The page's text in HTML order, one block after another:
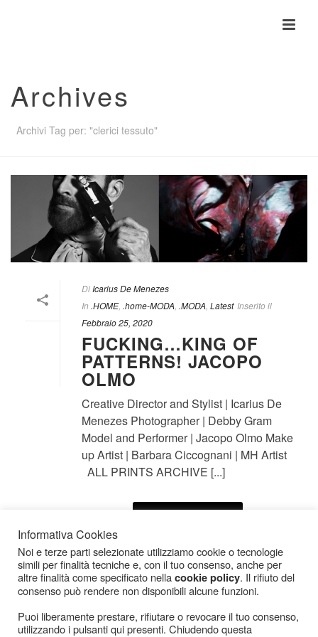
Archives
Archivi Tag per: "clerici tessuto"
Di Icarius De Menezes
In .HOME, .home-MODA .MODA Latest Inserito il
Febbraio 25, 2020
FUCKING…KING OF
PATTERNS! JACOPO
OLMO
Creative Director and Stylist | Icarius De
Menezes Photographer | Debby Gram
Model and Performer | Jacopo Olmo Make
up Artist | Barbara Ciccognani | MH Artist
ALL PRINTS ARCHIVE [...]
Informativa Cookies
Noi e terze parti selezionate utilizziamo cookie o tecnologie
simili per finalità tecniche e, con il tuo consenso, anche per
altre finalità come specificato nellacookie policy. Il rifiuto del
consenso può rendere non disponibili alcune funzioni.
Puoi liberamente prestare, rifiutare o revocare il tuo consenso,
utilizzando i pulsanti qui presenti. Chiudendo questa